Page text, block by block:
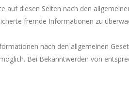
diesen Seiten nach den
fremde Informationen zu
nach den allgemeinen
Bei Bekanntwerden von